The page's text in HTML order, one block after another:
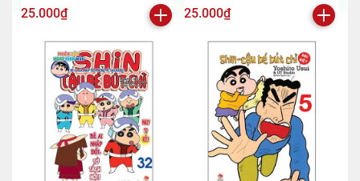
25.000₫
(Tái Bản 2024)
25.000₫